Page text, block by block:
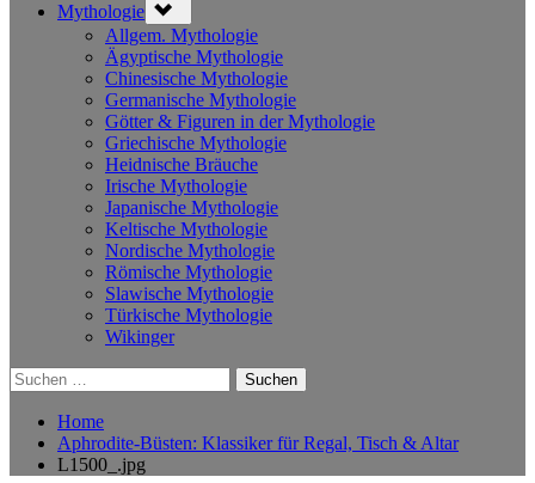
Mythologie sub-
menu
Allgem. Mythologie
Ägyptische Mythologie
Chinesische Mythologie
Germanische Mythologie
Götter & Figuren in der Mythologie
Griechische Mythologie
Heidnische Bräuche
Irische Mythologie
Japanische Mythologie
Keltische Mythologie
Nordische Mythologie
Römische Mythologie
Slawische Mythologie
Türkische Mythologie
Wikinger
Suchen
nach:
Home
Aphrodite-Büsten: Klassiker für Regal, Tisch & Altar
L1500_.jpg